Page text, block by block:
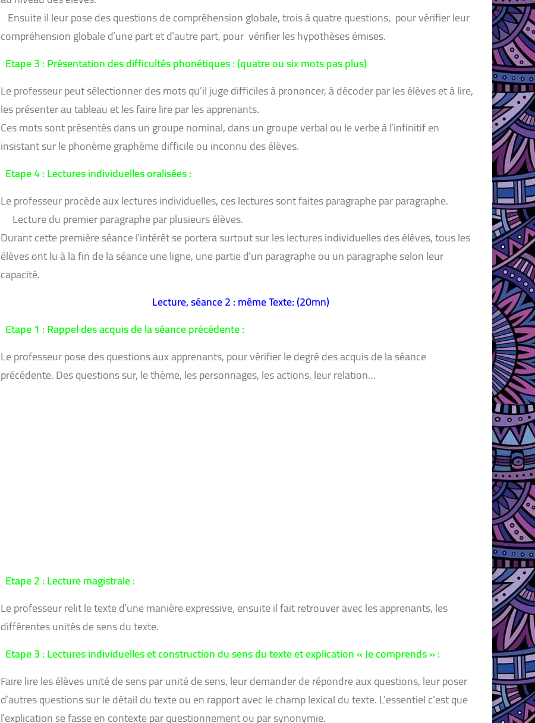
Ensuite il leur pose des questions de compréhension globale, trois à quatre questions, pour vérifier leur
compréhension globale d’une part et d’autre part, pour vérifier les hypothèses émises.
Etape 3 : Présentation des difficultés phonétiques : (quatre ou six mots pas plus)
Le professeur peut sélectionner des mots qu’il juge difficiles à prononcer, à décoder par les élèves et à lire,
les présenter au tableau et les faire lire par les apprenants.
Ces mots sont présentés dans un groupe nominal, dans un groupe verbal ou le verbe à l’infinitif en
insistant sur le phonème graphème difficile ou inconnu des élèves.
Etape 4 : Lectures individuelles oralisées :
Le professeur procède aux lectures individuelles, ces lectures sont faites paragraphe par paragraphe.
Lecture du premier paragraphe par plusieurs élèves.
Durant cette première séance l’intérêt se portera surtout sur les lectures individuelles des élèves, tous les
élèves ont lu à la fin de la séance une ligne, une partie d’un paragraphe ou un paragraphe selon leur
capacité.
Lecture, séance 2 : même Texte: (20mn)
Etape 1 : Rappel des acquis de la séance précédente :
Le professeur pose des questions aux apprenants, pour vérifier le degré des acquis de la séance
précédente. Des questions sur, le thème, les personnages, les actions, leur relation…
Etape 2 : Lecture magistrale :
Le professeur relit le texte d’une manière expressive, ensuite il fait retrouver avec les apprenants, les
différentes unités de sens du texte.
Etape 3 : Lectures individuelles et construction du sens du texte et explication « Je comprends » :
Faire lire les élèves unité de sens par unité de sens, leur demander de répondre aux questions, leur poser
d’autres questions sur le détail du texte ou en rapport avec le champ lexical du texte. L’essentiel c’est que
l’explication se fasse en contexte par questionnement ou par synonymie.